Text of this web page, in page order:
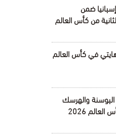
ضمن
من كأس العالم
هايتي في كأس العالم
والهرسك
2026